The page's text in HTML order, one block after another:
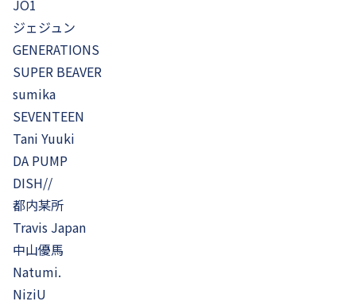
JO1
ジェジュン
GENERATIONS
SUPER BEAVER
sumika
SEVENTEEN
Tani Yuuki
DA PUMP
DISH//
都内某所
Travis Japan
中山優馬
Natumi.
NiziU